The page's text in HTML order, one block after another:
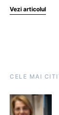
Vezi articolul
CELE MAI